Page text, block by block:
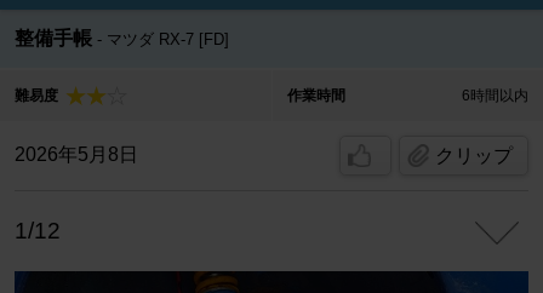
整備手帳 マツダ RX-7 [FD]
難易度 作業時間 6時間以内
2026年5月8日 クリップ
1/12